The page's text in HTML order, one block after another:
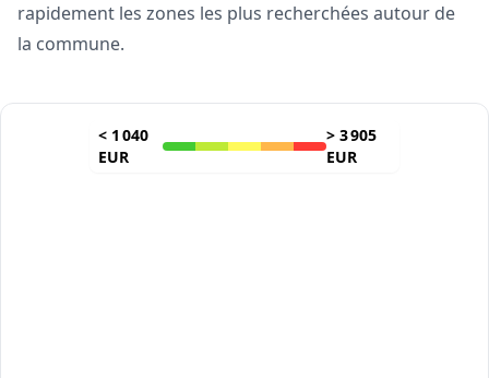
rapidement les zones les plus recherchées autour de
la commune.
< 1 040
EUR
> 3 905
EUR